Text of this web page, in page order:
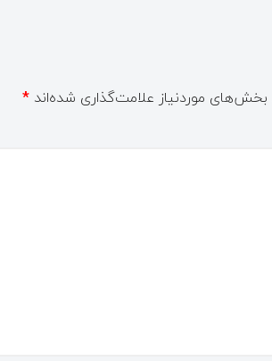
بخش‌های موردنیاز علامت‌گذاری شده‌اند *